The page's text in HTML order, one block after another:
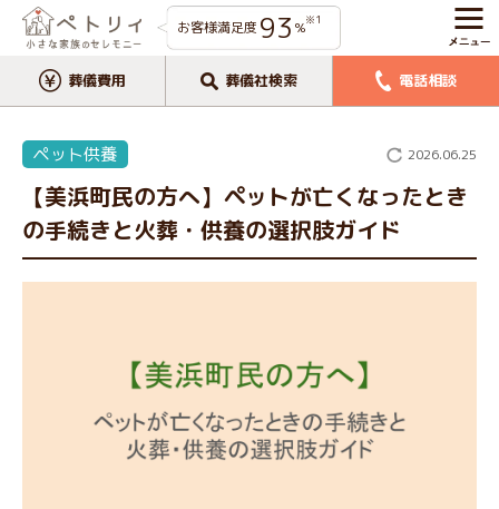
お客様満足度 93 %※1
葬儀費用 葬儀社検索 電話相談
ペット供養 2026.06.25
【美浜町民の方へ】ペットが亡くなったとき
の手続きと火葬・供養の選択肢ガイド